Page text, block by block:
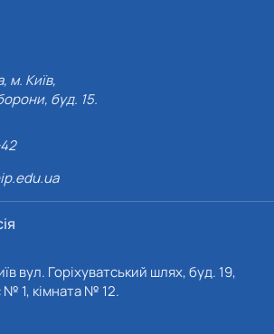
м. Київ,
буд. 15.
вул. Горіхуватський шлях, буд. 19,
1, кімната № 12.